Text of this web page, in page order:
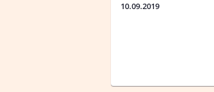
10.09.2019